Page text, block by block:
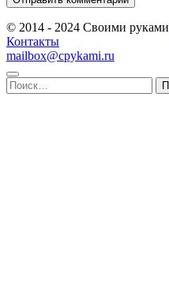
© 2014 - 2024 Своими руками
Контакты
mailbox@cpykami.ru
Найти: